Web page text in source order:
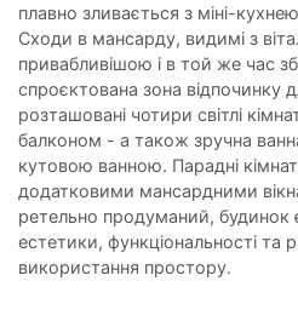
плавно зливається з міні-
Сходи в мансарду, видимі з
привабливішою і в той же час
спроєктована зона відпочинку
розташовані чотири світлі
балконом - а також зручна
кутовою ванною. Парадні
додатковими мансардними
ретельно продуманий, будинок
естетики, функціональності та
використання простору.